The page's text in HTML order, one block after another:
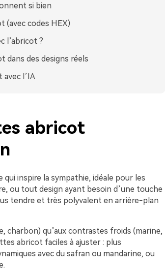
si bien
(avec codes HEX)
l’abricot ?
dans des designs réels
l’IA
abricot
inspire la sympathie, idéale pour les
ou tout design ayant besoin d’une touche
tendre et très polyvalent en arrière-plan
charbon) qu’aux contrastes froids (marine,
abricot faciles à ajuster : plus
avec du safran ou mandarine, ou